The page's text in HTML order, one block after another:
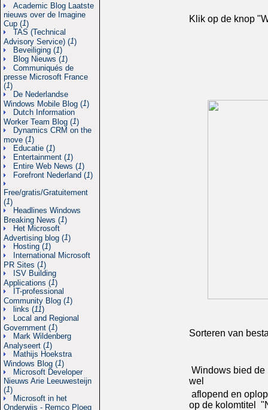
Academic Blog Laatste
nieuws over de Imagine
Cup (1)
TAS (Technical
Advisory Service) (1)
Beveiliging (1)
Blog Nieuws (1)
Communiqués de
presse Microsoft France
(1)
De Nederlandse
Windows Mobile Blog (1)
Dutch Information
Worker Team Blog (1)
Dynamics CRM on the
move (1)
Educatie (1)
Entertainment (1)
Entire Web News (1)
Forefront Nederland (1)
Free/gratis/Gratuitement
(1)
Headlines Windows
Breaking News (1)
Het Microsoft
Advertising blog (1)
Hosting (1)
International Microsoft
PR Sites (1)
ISV Building
Applications (1)
IT-professional
Community Blog (1)
links (11)
Local and Regional
Government (1)
Mark Wildenberg
Analyseert (1)
Mathijs Hoekstra
Windows Blog (1)
Microsoft Developer
Nieuws Arie Leeuwesteijn
(1)
Microsoft in het
Onderwijs - Remco Ploeg
Klik op de knop
Sorteren van
Windows bied de
wel
aflopend en
op de kolomtitel